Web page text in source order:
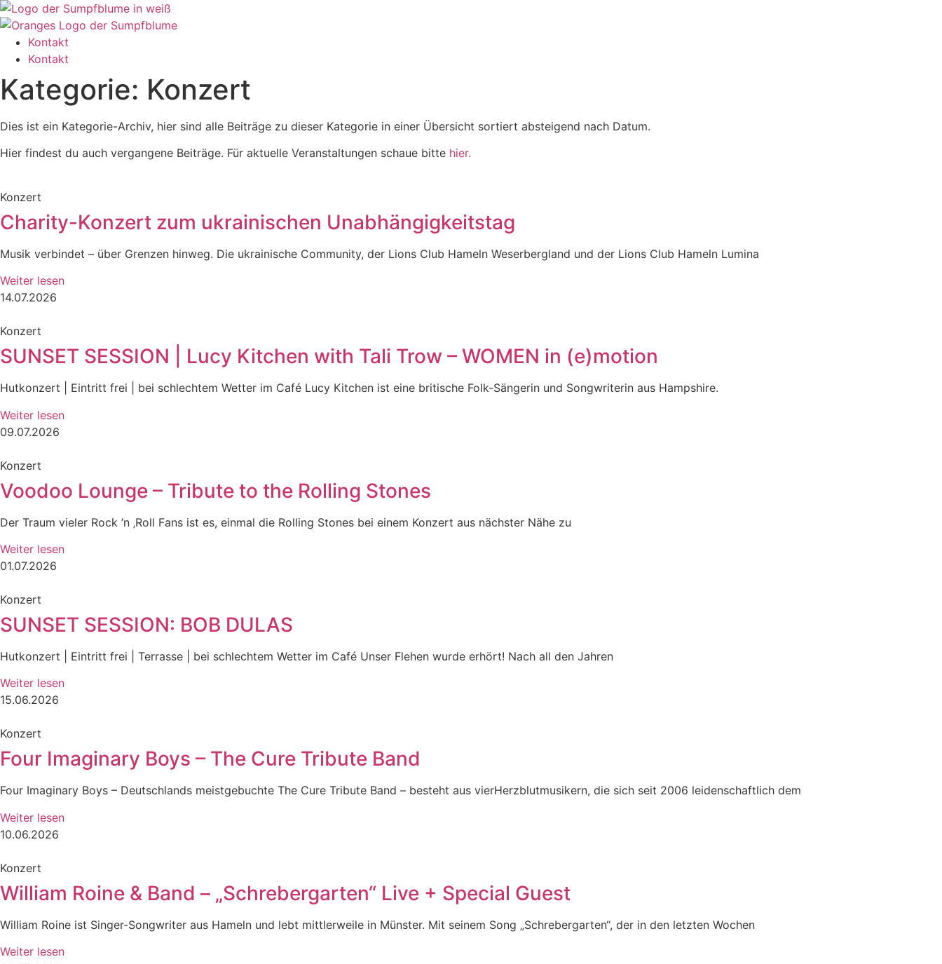
Zum
Inhalt
wechselnKontakt
Kontakt
Kategorie: Konzert
Dies ist ein Kategorie-Archiv, hier sind alle Beiträge zu dieser Kategorie in einer Übersicht sortiert absteigend nach Datum.
Hier findest du auch vergangene Beiträge. Für aktuelle Veranstaltungen schaue bitte hier.
Konzert
Charity-Konzert zum ukrainischen Unabhängigkeitstag
Musik verbindet – über Grenzen hinweg. Die ukrainische Community, der Lions Club Hameln Weserbergland und der Lions Club Hameln Lumina
Weiter lesen
14.07.2026
Konzert
SUNSET SESSION | Lucy Kitchen with Tali Trow – WOMEN in (e)motion
Hutkonzert | Eintritt frei | bei schlechtem Wetter im Café Lucy Kitchen ist eine britische Folk-Sängerin und Songwriterin aus Hampshire.
Weiter lesen
09.07.2026
Konzert
Voodoo Lounge – Tribute to the Rolling Stones
Der Traum vieler Rock ’n ‚Roll Fans ist es, einmal die Rolling Stones bei einem Konzert aus nächster Nähe zu
Weiter lesen
01.07.2026
Konzert
SUNSET SESSION: BOB DULAS
Hutkonzert | Eintritt frei | Terrasse | bei schlechtem Wetter im Café Unser Flehen wurde erhört! Nach all den Jahren
Weiter lesen
15.06.2026
Konzert
Four Imaginary Boys – The Cure Tribute Band
Four Imaginary Boys – Deutschlands meistgebuchte The Cure Tribute Band – besteht aus vierHerzblutmusikern, die sich seit 2006 leidenschaftlich dem
Weiter lesen
10.06.2026
Konzert
William Roine & Band – „Schrebergarten“ Live + Special Guest
William Roine ist Singer-Songwriter aus Hameln und lebt mittlerweile in Münster. Mit seinem Song „Schrebergarten“, der in den letzten Wochen
Weiter lesen